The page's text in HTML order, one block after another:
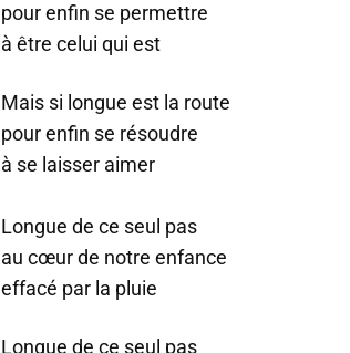
pour enfin se permettre
à être celui qui est
Mais si longue est la route
pour enfin se résoudre
à se laisser aimer
Longue de ce seul pas
au cœur de notre enfance
effacé par la pluie
Longue de ce seul pas